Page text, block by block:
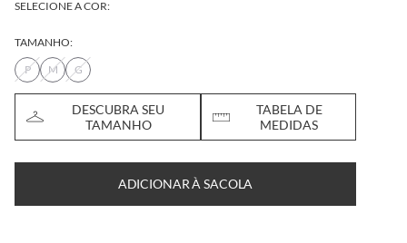
SELECIONE A COR:
TAMANHO:
P
M G
DESCUBRA SEU
TAMANHO
TABELA DE
MEDIDAS
ADICIONAR À SACOLA